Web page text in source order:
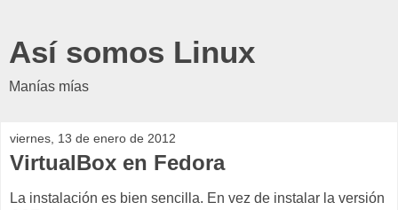
Así somos Linux
Manías mías
viernes, 13 de enero de 2012
VirtualBox en Fedora
La instalación es bien sencilla. En vez de instalar la versión